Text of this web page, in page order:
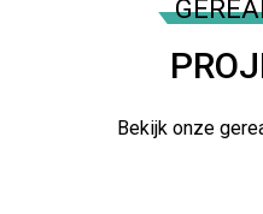
Bekijk onze